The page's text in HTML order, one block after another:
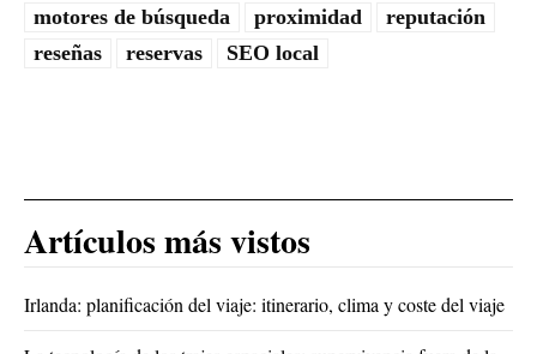
motores de búsqueda
proximidad
reputación
reseñas
reservas SEO local
Artículos más vistos
Irlanda: planificación del viaje: itinerario, clima y coste del viaje